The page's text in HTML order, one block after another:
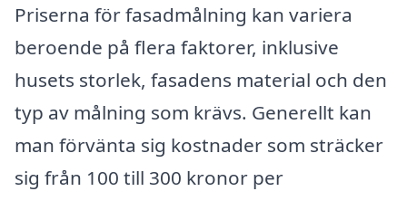
Priserna för fasadmålning kan variera
beroende på flera faktorer, inklusive
husets storlek, fasadens material och den
typ av målning som krävs. Generellt kan
man förvänta sig kostnader som sträcker
sig från 100 till 300 kronor per